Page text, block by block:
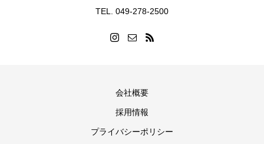
TEL. 049-278-2500
会社概要
採用情報
プライバシーポリシー